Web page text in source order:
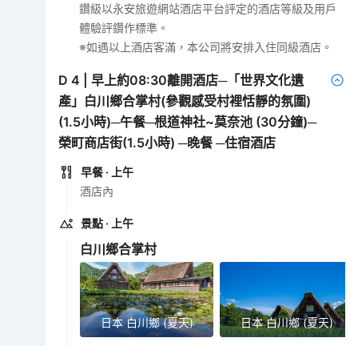
鑽級以永安旅遊網站酒店平台評定的酒店等級及用戶
體驗評鑽作標準。
※如遇以上酒店客滿，本公司將安排入住同級酒店。
D4 |早上約08:30離開酒店─「世界文化遺
產」白川鄉合掌村(參觀感受村裡恬靜的氛圍)
(1.5小時)─午餐─根道神社~莫奈池 (30分鐘)─
榮町商店街(1.5小時) ─晚餐 ─住宿酒店
早餐 · 上午
酒店內
景點 · 上午
白川鄉合掌村
日本 白川鄉 (夏天) 日本 白川鄉 (夏天)